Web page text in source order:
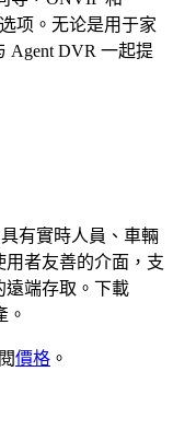
项。无论是用于家
Agent DVR 一起提
有實時人員、車輛
者友善的介面，支
遠端存取。下載
。
價格 。